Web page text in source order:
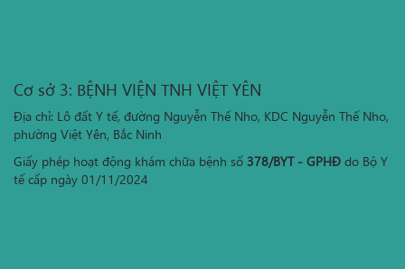
Cơ sở 3: BỆNH VIỆN TNH VIỆT YÊN
Địa chỉ: Lô đất Y tế, đường Nguyễn Thế Nho, KDC Nguyễn Thế Nho,
phường Việt Yên, Bắc Ninh
Giấy phép hoạt động khám chữa bệnh số 378/BYT - GPHĐ do Bộ Y
tế cấp ngày 01/11/2024